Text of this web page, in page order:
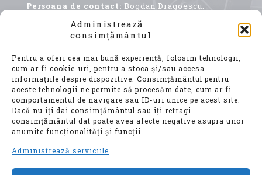
Administrează
consimțământul
Pentru a oferi cea mai bună experiență, folosim tehnologii,
cum ar fi cookie-uri, pentru a stoca și/sau accesa
informațiile despre dispozitive. Consimțământul pentru
aceste tehnologii ne permite să procesăm date, cum ar fi
comportamentul de navigare sau ID-uri unice pe acest site.
Dacă nu îți dai consimțământul sau îți retragi
consimțământul dat poate avea afecte negative asupra unor
anumite funcționalități și funcții.
Administrează serviciile
Persoana de contact: Bogdan Dragoescu.
Achiziționarea unui autoturism second hand, este
o decizie importantă, care implică nu doar o
investiție financiară considerabilă, ci și o
alegere ce vă va influența confortul, siguranța și
mobilitatea pentru ani de zile.